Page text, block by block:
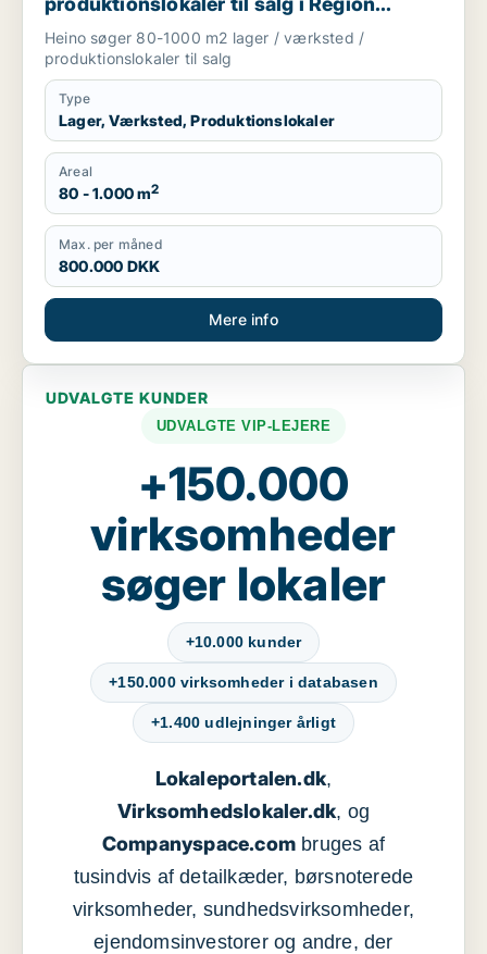
Sjælland
Heino søger 80-1000 m2 lager / værksted /
produktionslokaler til salg
Type
Lager, Værksted, Produktionslokaler
Areal
80 - 1.000 m2
Max. per måned
800.000 DKK
Mere info
UDVALGTE KUNDER
UDVALGTE VIP-LEJERE
+150.000
virksomheder
søger lokaler
+10.000 kunder
+150.000 virksomheder i databasen
+1.400 udlejninger årligt
Lokaleportalen.dk,
Virksomhedslokaler.dk, og
Companyspace.com bruges af
tusindvis af detailkæder, børsnoterede
virksomheder, sundhedsvirksomheder,
ejendomsinvestorer og andre, der